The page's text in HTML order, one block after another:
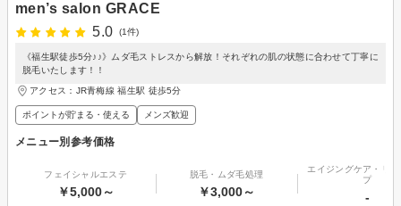
men’s salon GRACE
5.0
(1件)
《福生駅徒歩5分♪♪》ムダ毛ストレスから解放！それぞれの肌の状態に合わせて丁寧に
脱毛いたします！！
アクセス：JR青梅線 福生駅 徒歩5分
ポイントが貯まる・使える メンズ歓迎
メニュー別参考価格
フェイシャルエステ
￥5,000～
脱毛・ムダ毛処理
￥3,000～
エイジングケア・リ
プ
-